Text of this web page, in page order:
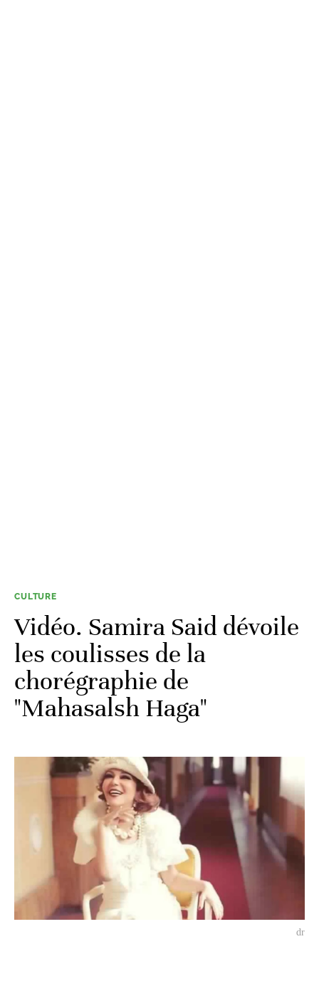
CULTURE
Vidéo. Samira Said dévoile
les coulisses de la
chorégraphie de
"Mahasalsh Haga"
dr